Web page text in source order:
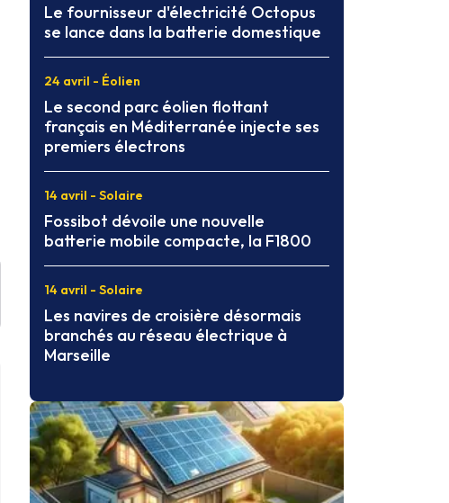
Le fournisseur d'électricité Octopus
se lance dans la batterie domestique
24 avril - Éolien
Le second parc éolien flottant
français en Méditerranée injecte ses
premiers électrons
14 avril - Solaire
Fossibot dévoile une nouvelle
batterie mobile compacte, la F1800
14 avril - Solaire
Les navires de croisière désormais
branchés au réseau électrique à
Marseille